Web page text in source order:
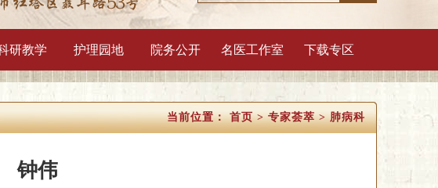
研教学 护理园地 院务公开 名医工作室 下载专区
当前位置：首页>专家荟萃>肺病科
钟伟